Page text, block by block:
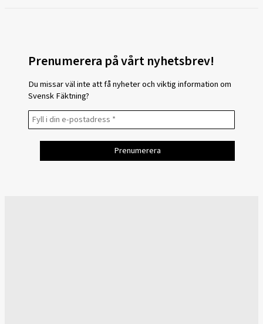
Prenumerera på vårt nyhetsbrev!
Du missar väl inte att få nyheter och viktig information om
Svensk Fäktning?